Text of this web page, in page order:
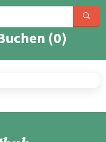
(0)